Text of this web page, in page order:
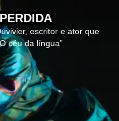
escritor e ator que
céu da língua”